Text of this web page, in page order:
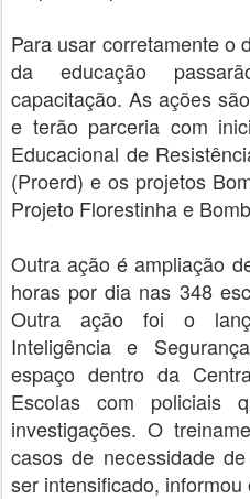
Para usar corretamente o
da educação
capacitação. As ações
e terão parceria com
Educacional de
(Proerd) e os projetos
Projeto Florestinha e
Outra ação é ampliação
horas por dia nas 348
Outra ação foi o
Inteligência e
espaço dentro da
Escolas com policiais
investigações. O
casos de necessidade
ser intensificado, informou